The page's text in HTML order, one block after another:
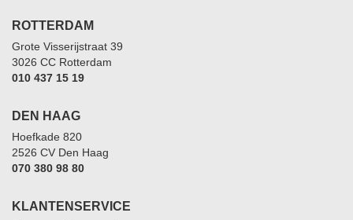
ROTTERDAM
Grote Visserijstraat 39
3026 CC Rotterdam
010 437 15 19
DEN HAAG
Hoefkade 820
2526 CV Den Haag
070 380 98 80
KLANTENSERVICE